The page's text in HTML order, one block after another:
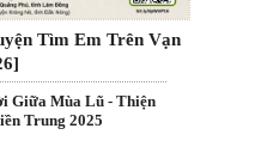
Tìm Em Trên Vạn
Giữa Mùa Lũ - Thiện
Trung 2025